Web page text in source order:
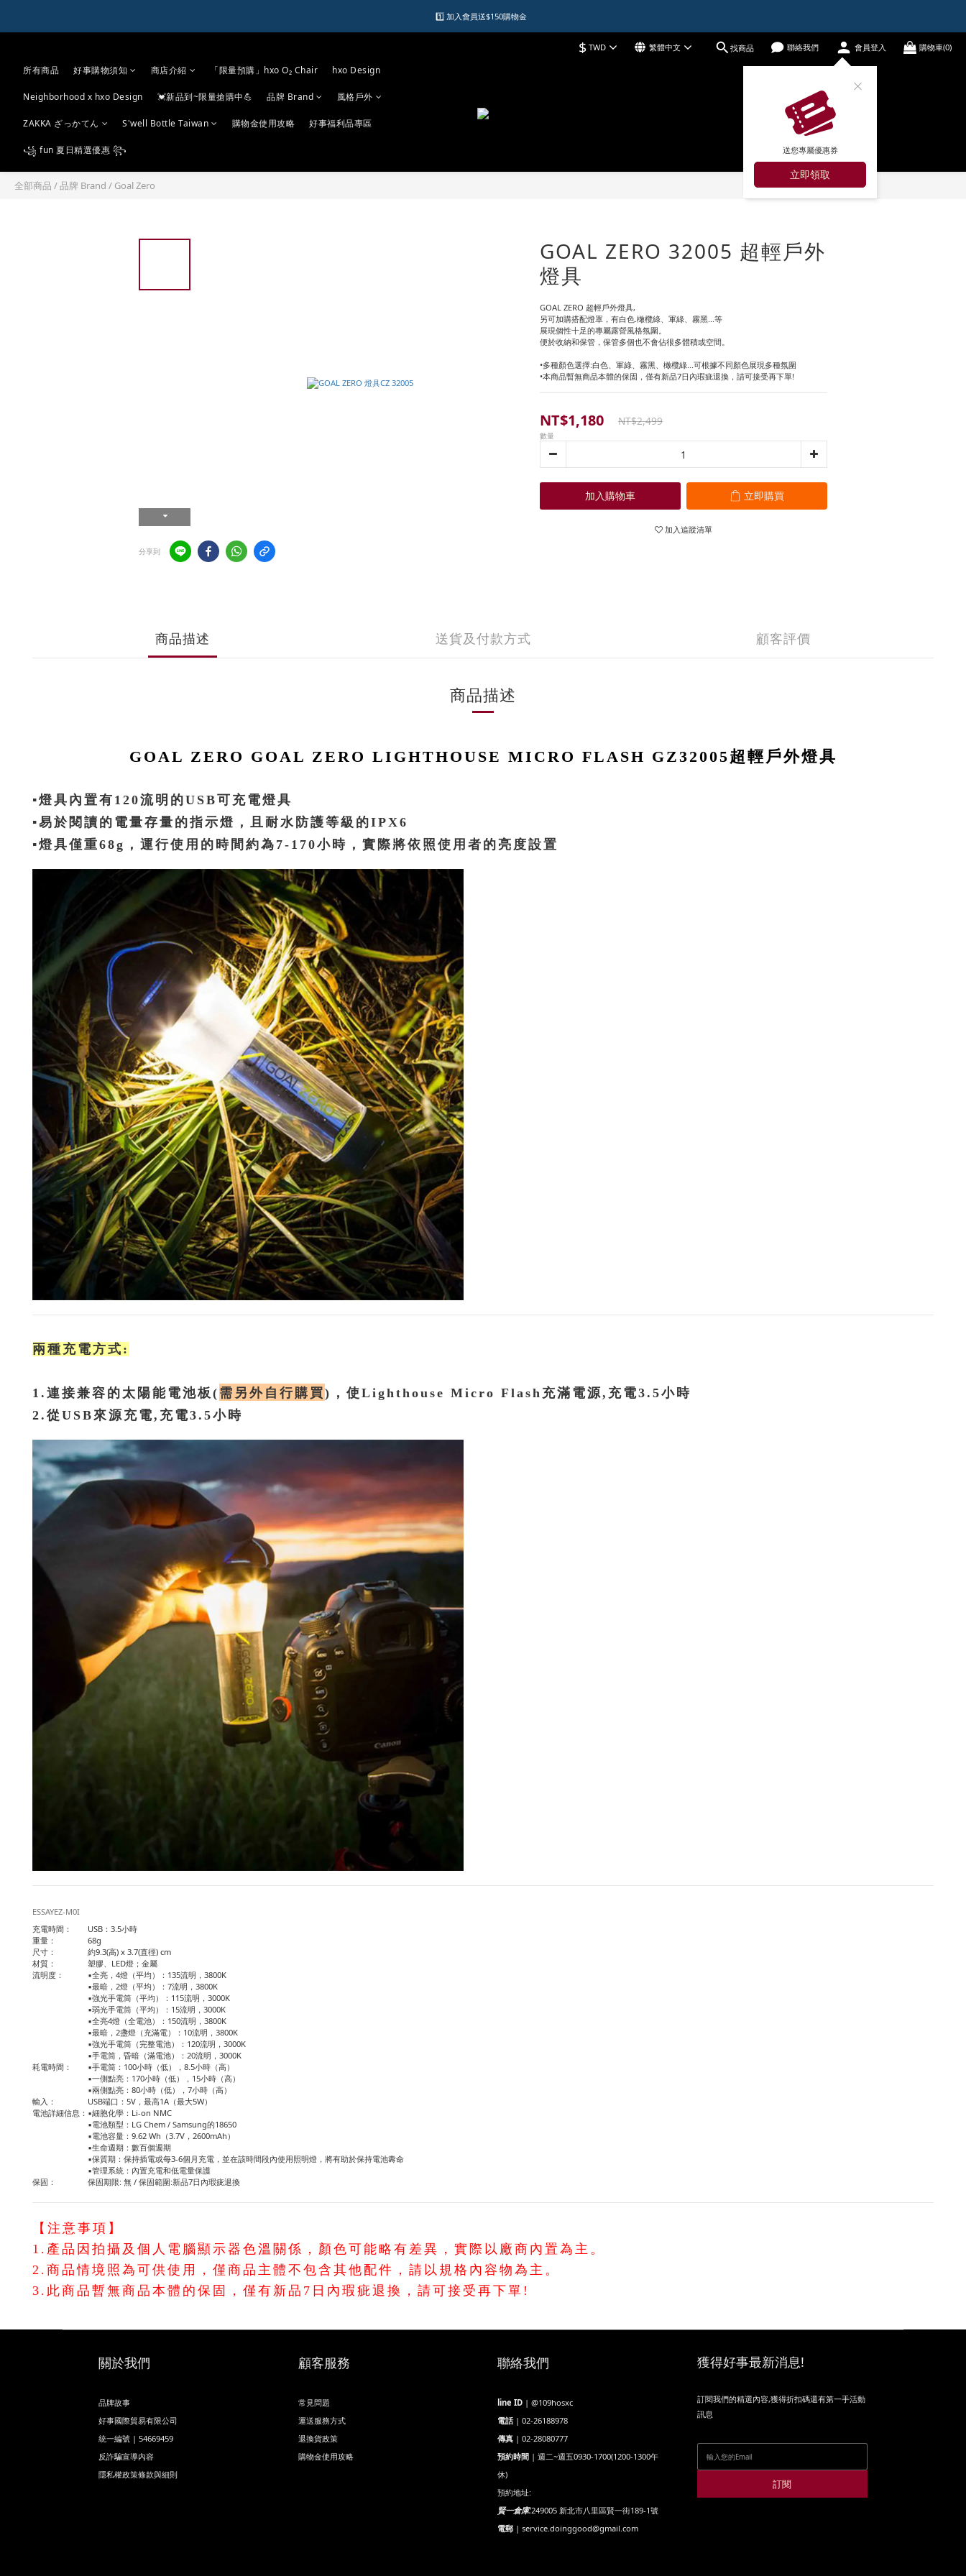
1️⃣ 加入會員送$150購物金
1️⃣ 加入會員送$150購物金
1️⃣ 加入會員送$150購物金
$ TWD 繁體中文 找商品 聯絡我們 會員登入
送您專屬優惠券
立即領取
購物車(0)
所有商品 好事購物須知 商店介紹 「限量預購」hxo O₂ Chair hxo Design
Neighborhood x hxo Design 💓新品到~限量搶購中💪 品牌 Brand 風格戶外
ZAKKA ざっかてん S'well Bottle Taiwan 購物金使用攻略 好事福利品專區
꧁ fun 夏日精選優惠 ꧂
全部商品 /品牌 Brand / Goal Zero
分享到
GOAL ZERO 32005 超輕戶外
燈具
GOAL ZERO 超輕戶外燈具,
另可加購搭配燈罩，有白色.橄欖綠、軍綠、霧黑...等
展現個性十足的專屬露營風格氛圍。
便於收納和保管，保管多個也不會佔很多體積或空間。
•多種顏色選擇:白色、軍綠、霧黑、橄欖綠...可根據不同顏色展現多種氛圍
•本商品暫無商品本體的保固，僅有新品7日內瑕疵退換，請可接受再下單!
NT$1,180 NT$2,499
數量
加入購物車 立即購買
加入追蹤清單
商品描述 送貨及付款方式 顧客評價
商品描述
GOAL ZERO GOAL ZERO LIGHTHOUSE MICRO FLASH GZ32005超輕戶外燈具
▪燈具內置有120流明的USB可充電燈具
▪易於閱讀的電量存量的指示燈，且耐水防護等級的IPX6
▪燈具僅重68g，運行使用的時間約為7-170小時，實際將依照使用者的亮度設置
兩種充電方式:
1.連接兼容的太陽能電池板( 需另外自行購買)，使Lighthouse Micro Flash充滿電源,充電3.5小時
2.從USB來源充電,充電3.5小時
ESSAYEZ-M0I
充電時間：
USB：3.5小時
重量：
68g
尺寸：
約9.3(高) x 3.7(直徑) cm
材質：
塑膠、LED燈；金屬
流明度：
▪全亮，4燈（平均）：135流明，3800K
▪最暗，2燈（平均）：7流明，3800K
▪強光手電筒（平均）：115流明，3000K
▪弱光手電筒（平均）：15流明，3000K
▪全亮4燈（全電池）：150流明，3800K
▪最暗，2盞燈（充滿電）：10流明，3800K
▪強光手電筒（完整電池）：120流明，3000K
▪手電筒，昏暗（滿電池）：20流明，3000K
耗電時間：
▪手電筒：100小時（低），8.5小時（高）
▪一側點亮：170小時（低），15小時（高）
▪兩側點亮：80小時（低），7小時（高）
輸入：
USB端口：5V，最高1A（最大5W）
電池詳細信息： ▪細胞化學：Li-on NMC
▪電池類型：LG Chem / Samsung的18650
▪電池容量：9.62 Wh（3.7V，2600mAh）
▪生命週期：數百個週期
▪保質期：保持插電或每3-6個月充電，並在該時間段內使用照明燈，將有助於保持電池夀命
▪管理系統：內置充電和低電量保護
保固：
保固期限: 無 / 保固範圍:新品7日內瑕疵退換
【注意事項】
1.產品因拍攝及個人電腦顯示器色溫關係，顏色可能略有差異，實際以廠商內置為主。
2.商品情境照為可供使用，僅商品主體不包含其他配件，請以規格內容物為主。
3.此商品暫無商品本體的保固，僅有新品7日內瑕疵退換，請可接受再下單!
立即購買
關於我們
品牌故事
好事國際貿易有限公司
統一編號 | 54669459
反詐騙宣導內容
隱私權政策條款與細則
顧客服務
常見問題
運送服務方式
退換貨政策
購物金使用攻略
聯絡我們
line ID | @109hosxc
電話 | 02-26188978
傳真 | 02-28080777
預約時間 | 週二~週五0930-1700(1200-1300午
休)
預約地址:
賢一倉庫:249005 新北市八里區賢一街189-1號
電郵 | service.doinggood@gmail.com
獲得好事最新消息!
訂閱我們的精選內容,獲得折扣碼還有第一手活動
訊息
訂閱